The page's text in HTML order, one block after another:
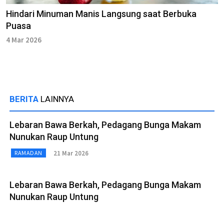
Hindari Minuman Manis Langsung saat Berbuka
Puasa
4 Mar 2026
BERITA LAINNYA
Lebaran Bawa Berkah, Pedagang Bunga Makam
Nunukan Raup Untung
RAMADAN 21 Mar 2026
Lebaran Bawa Berkah, Pedagang Bunga Makam
Nunukan Raup Untung